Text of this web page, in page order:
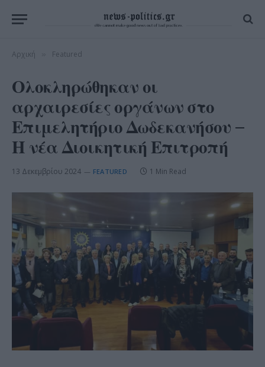
Αρχική Featured
Ολοκληρώθηκαν οι
αρχαιρεσίες οργάνων στο
Επιμελητήριο Δωδεκανήσου –
Η νέα Διοικητική Επιτροπή
13 Δεκεμβρίου 2024 FEATURED 1 Min Read